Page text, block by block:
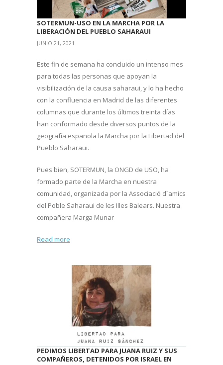
SOTERMUN-USO EN LA MARCHA POR LA
LIBERACIÓN DEL PUEBLO SAHARAUI
JUNIO 21, 2021
Este fin de semana ha concluido un intenso mes
para todas las personas que apoyan la
visibilización de la causa saharaui, y lo ha hecho
con la confluencia en Madrid de las diferentes
columnas que durante los últimos treinta días
han conformado desde diversos puntos de la
geografía española la Marcha por la Libertad del
Pueblo Saharaui.
Pues bien, SOTERMUN, la ONGD de USO, ha
formado parte de la Marcha en nuestra
comunidad, organizada por la Associació d´amics
del Poble Saharaui de les Illes Balears. Nuestra
compañera Marga Munar
Read more
PEDIMOS LIBERTAD PARA JUANA RUIZ Y SUS
COMPAÑEROS, DETENIDOS POR ISRAEL EN